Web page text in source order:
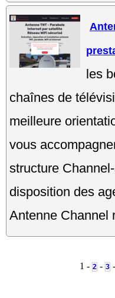
les
chaînes de
meilleure
vous
structure
disposition des
Antenne Channel
1 - 2 - 3 -